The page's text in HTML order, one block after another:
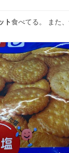
ト食べてる。 また